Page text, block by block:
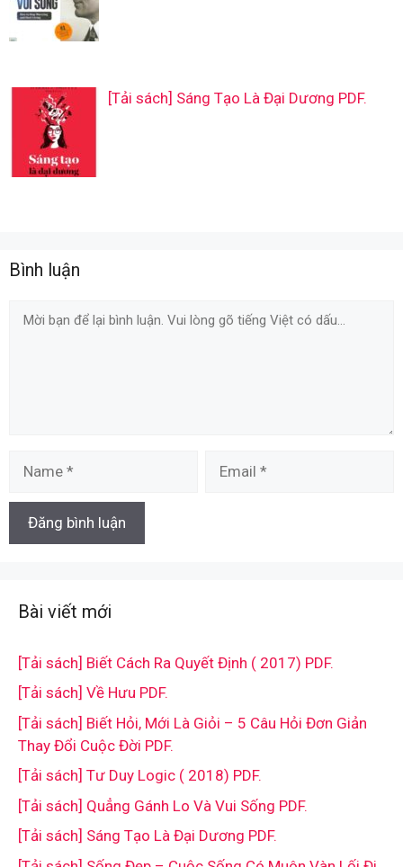
[Tải sách] Sáng Tạo Là Đại Dương PDF.
Bình luận
Comment
Bài viết mới
[Tải sách] Biết Cách Ra Quyết Định ( 2017) PDF.
[Tải sách] Về Hưu PDF.
[Tải sách] Biết Hỏi, Mới Là Giỏi – 5 Câu Hỏi Đơn Giản
Thay Đổi Cuộc Đời PDF.
[Tải sách] Tư Duy Logic ( 2018) PDF.
[Tải sách] Quẳng Gánh Lo Và Vui Sống PDF.
[Tải sách] Sáng Tạo Là Đại Dương PDF.